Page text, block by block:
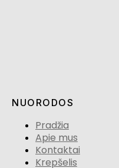
NUORODOS
Pradžia
Apie mus
Kontaktai
Krepšelis